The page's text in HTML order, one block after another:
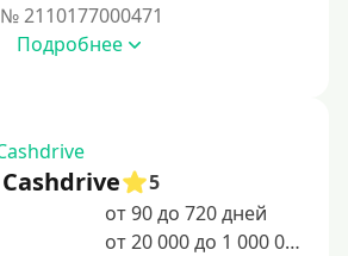
№ 2110177000471
Подробнее
Cashdrive
5
от 90 до 720 дней
от 20 000 до 1 000 000 ₽